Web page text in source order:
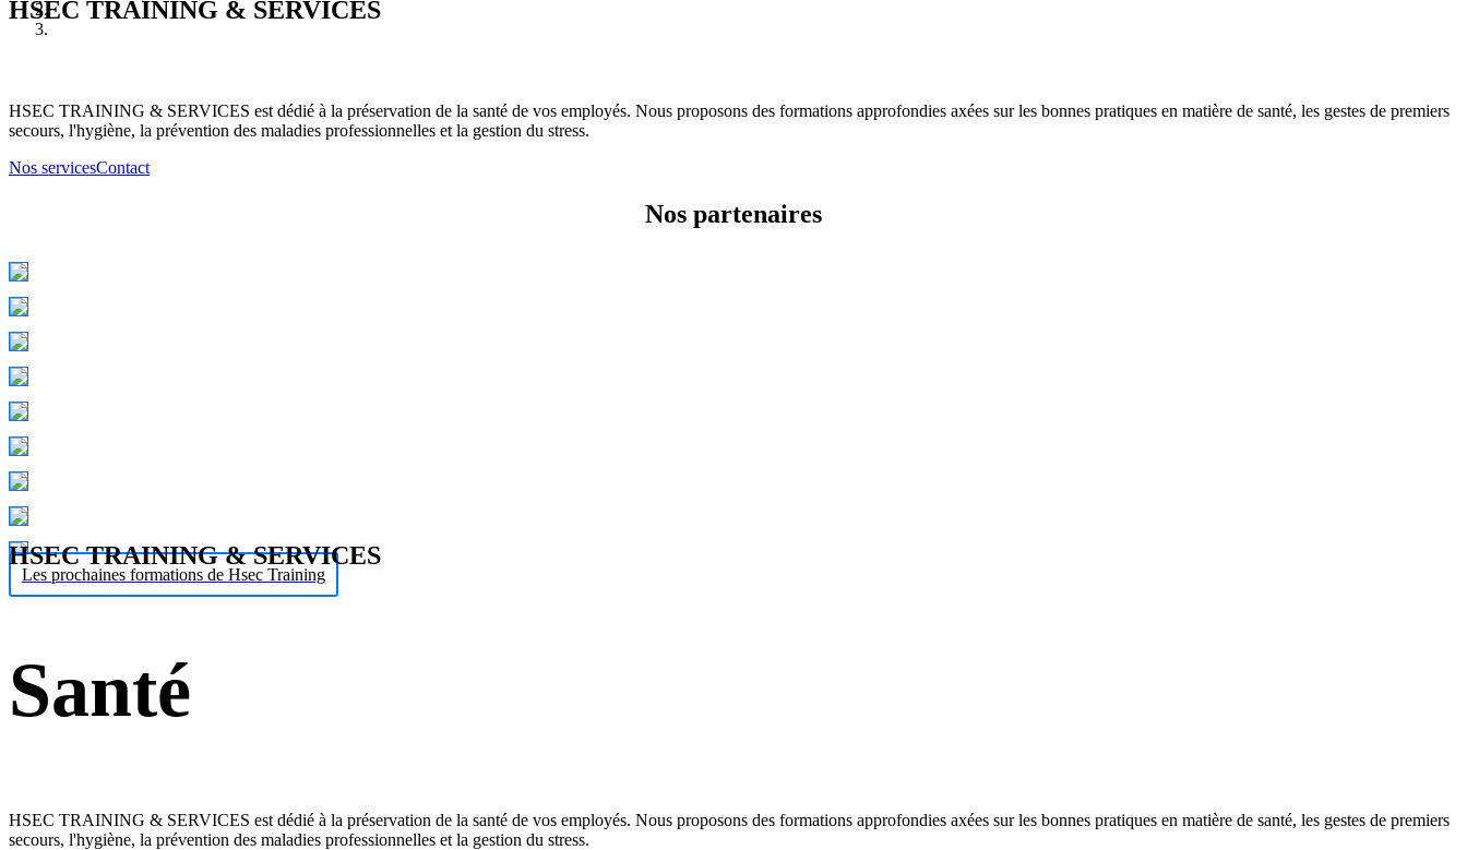
HSEC TRAINING & SERVICES
HSEC TRAINING & SERVICES est dédié à la préservation de la santé de vos employés. Nous proposons des formations approfondies axées sur les bonnes pratiques en matière de santé, les gestes de premiers
secours, l'hygiène, la prévention des maladies professionnelles et la gestion du stress.
Nos servicesContact
Nos partenaires
Les prochaines formations de Hsec Training
HSEC TRAINING & SERVICES
Santé
HSEC TRAINING & SERVICES est dédié à la préservation de la santé de vos employés. Nous proposons des formations approfondies axées sur les bonnes pratiques en matière de santé, les gestes de premiers
secours, l'hygiène, la prévention des maladies professionnelles et la gestion du stress.